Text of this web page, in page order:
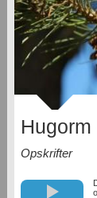
Opskrifter